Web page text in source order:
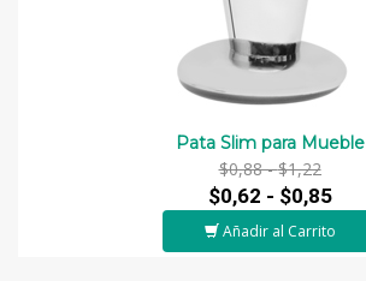
Pata Slim para Mueble
$0,88 -$1,22
$0,62 - $0,85
Añadir al Carrito